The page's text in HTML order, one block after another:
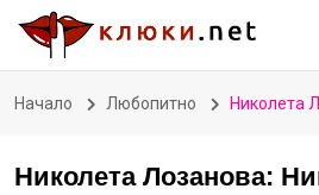
Начало Любопитно Николета Лозанова: Никога не
Николета Лозанова: